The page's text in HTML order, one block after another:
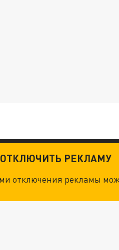
НА ГЕНЕРАЛОВ ОХОТЯТСЯ
ДЛЯ МАЛЫШЕЙ НЕ
РЕКЛАМУ
отключения рекламы